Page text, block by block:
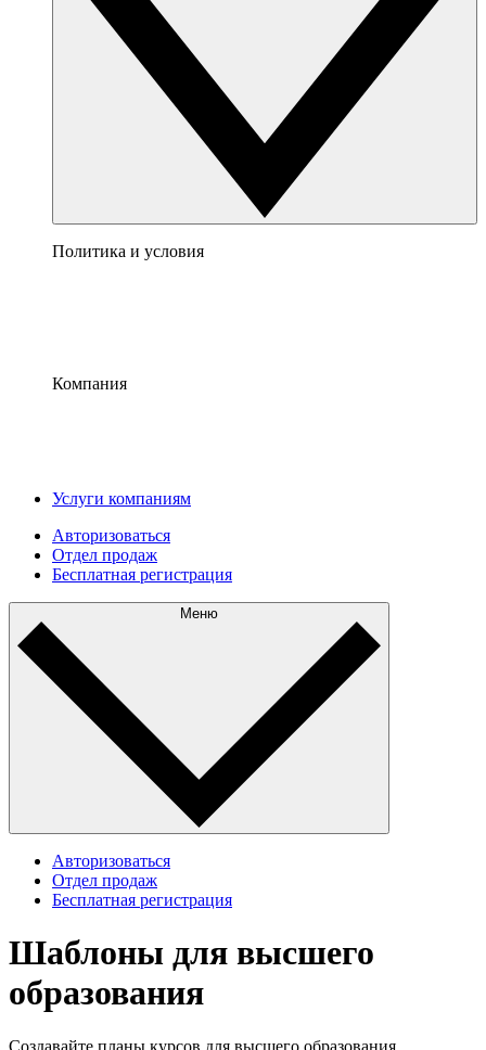
Политика и условия
Компания
Услуги компаниям
Авторизоваться
Отдел продаж
Бесплатная регистрация
Меню
Авторизоваться
Отдел продаж
Бесплатная регистрация
Шаблоны для высшего
образования
Создавайте планы курсов для высшего образования.